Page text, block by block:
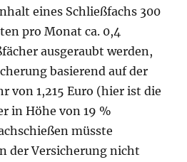
eines Schließfachs 300
pro Monat ca. 0,4
ausgeraubt werden,
basierend auf der
von 1,215 Euro (hier ist die
in Höhe von 19 %
müsste
der Versicherung nicht